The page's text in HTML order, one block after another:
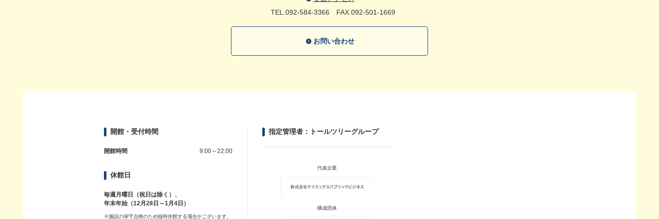
TEL.092-584-3366 FAX.092-501-1669
お問い合わせ
開館・受付時間
開館時間 9:00～22:00
休館日
毎週月曜日（祝日は除く）、
年末年始（12月28日～1月4日）
※施設の保守点検のため臨時休館する場合がございます。
指定管理者：トールツリーグループ
代表企業
構成団体